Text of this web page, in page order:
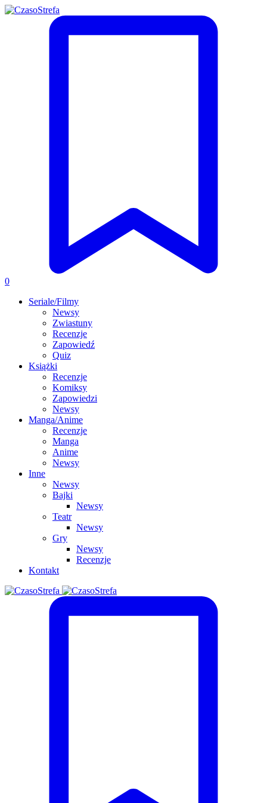
0
Seriale/Filmy
Newsy
Zwiastuny
Recenzje
Zapowiedź
Quiz
Książki
Recenzje
Komiksy
Zapowiedzi
Newsy
Manga/Anime
Recenzje
Manga
Anime
Newsy
Inne
Newsy
Bajki
Newsy
Teatr
Newsy
Gry
Newsy
Recenzje
Kontakt